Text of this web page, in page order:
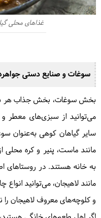
غذاهای محلی
سوغات و صنایع دستی
بخش سوغات، بخش جذاب هر
می‌توانید از سبزی‌های معطر و
سایر گیاهان کوهی به‌عنوان
مانند ماست، پنیر و کره محلی
به خانه هستند. در روستاهای
مانند لاهیجان، می‌توانید
و کلوچه‌های معروف لاهیجان را